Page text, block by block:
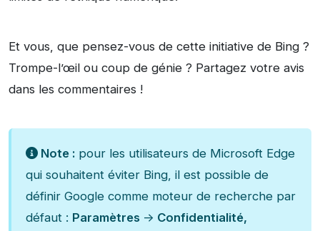
Et vous, que pensez-vous de cette initiative de Bing ?
Trompe-l’œil ou coup de génie ? Partagez votre avis
dans les commentaires !
Note : pour les utilisateurs de Microsoft Edge
qui souhaitent éviter Bing, il est possible de
définir Google comme moteur de recherche par
défaut : Paramètres -> Confidentialité,